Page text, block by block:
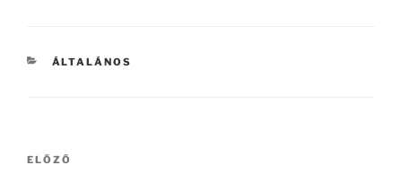
KATEGÓRIÁK
ÁLTALÁNOS
Bejegyzés
Korábbi
ELŐZŐ